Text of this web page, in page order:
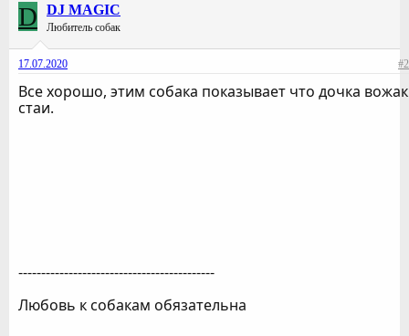
D DJ MAGIC
Любитель собак
17.07.2020 #2
Все хорошо, этим собака показывает что дочка вожак
стаи.
-------------------------------------------
Любовь к собакам обязательна